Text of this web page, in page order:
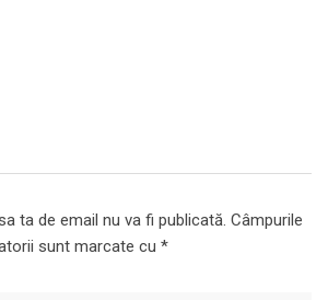
ta de email nu va fi publicată. Câmpurile
sunt marcate cu *